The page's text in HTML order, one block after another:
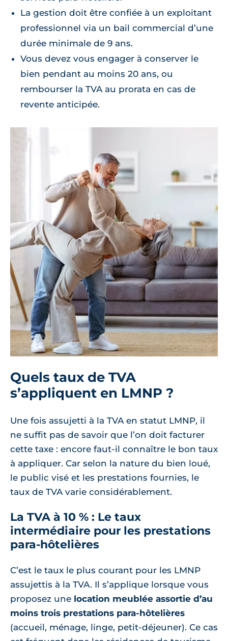
La gestion doit être confiée à un exploitant
professionnel via un bail commercial d’une
durée minimale de 9 ans.
Vous devez vous engager à conserver le
bien pendant au moins 20 ans, ou
rembourser la TVA au prorata en cas de
revente anticipée.
Quels taux de TVA
s’appliquent en LMNP ?
Une fois assujetti à la TVA en statut LMNP, il
ne suffit pas de savoir que l’on doit facturer
cette taxe : encore faut-il connaître le bon taux
à appliquer. Car selon la nature du bien loué,
le public visé et les prestations fournies, le
taux de TVA varie considérablement.
La TVA à 10 % : Le taux
intermédiaire pour les prestations
para-hôtelières
C’est le taux le plus courant pour les LMNP
assujettis à la TVA. Il s’applique lorsque vous
proposez une location meublée assortie d’au
moins trois prestations para-hôtelières
(accueil, ménage, linge, petit-déjeuner). Ce cas